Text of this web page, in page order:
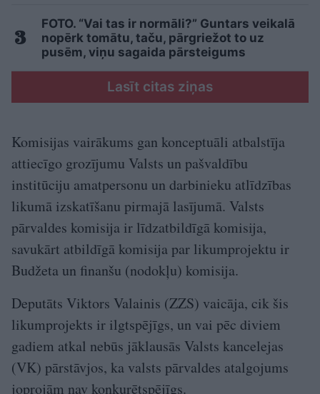
FOTO. “Vai tas ir normāli?” Guntars veikalā
nopērk tomātu, taču, pārgriežot to uz
pusēm, viņu sagaida pārsteigums
Lasīt citas ziņas
Komisijas vairākums gan konceptuāli atbalstīja
attiecīgo grozījumu Valsts un pašvaldību
institūciju amatpersonu un darbinieku atlīdzības
likumā izskatīšanu pirmajā lasījumā. Valsts
pārvaldes komisija ir līdzatbildīgā komisija,
savukārt atbildīgā komisija par likumprojektu ir
Budžeta un finanšu (nodokļu) komisija.
Deputāts Viktors Valainis (ZZS) vaicāja, cik šis
likumprojekts ir ilgtspējīgs, un vai pēc diviem
gadiem atkal nebūs jāklausās Valsts kancelejas
(VK) pārstāvjos, ka valsts pārvaldes atalgojums
joprojām nav konkurētspējīgs.